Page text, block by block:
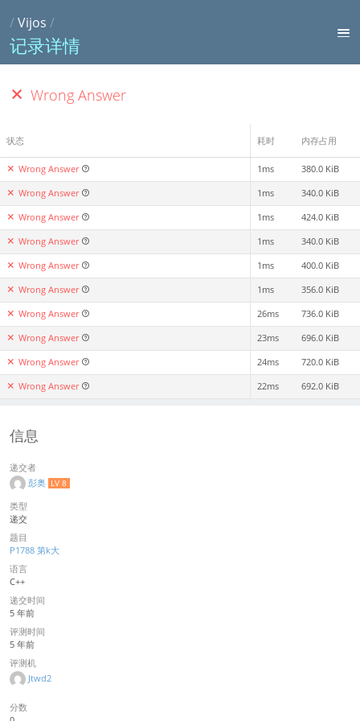
/Vijos /
记录详情
Wrong Answer
状态 耗时 内存占用
Wrong Answer 1ms 380.0 KiB
Wrong Answer 1ms 340.0 KiB
Wrong Answer 1ms 424.0 KiB
Wrong Answer 1ms 340.0 KiB
Wrong Answer 1ms 400.0 KiB
Wrong Answer 1ms 356.0 KiB
Wrong Answer 26ms 736.0 KiB
Wrong Answer 23ms 696.0 KiB
Wrong Answer 24ms 720.0 KiB
Wrong Answer 22ms 692.0 KiB
信息
递交者
彭奥 LV 8
类型
递交
题目
P1788 第k大
语言
C++
递交时间
5 年前
评测时间
5 年前
评测机
Jtwd2
分数